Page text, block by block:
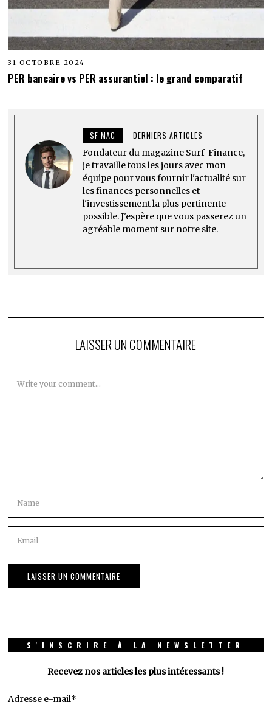
31 OCTOBRE 2024
PER bancaire vs PER assurantiel : le grand comparatif
SF MAG DERNIERS ARTICLES
Fondateur du magazine Surf-Finance,
je travaille tous les jours avec mon
équipe pour vous fournir l'actualité sur
les finances personnelles et
l'investissement la plus pertinente
possible. J'espère que vous passerez un
agréable moment sur notre site.
LAISSER UN COMMENTAIRE
S'INSCRIRE À LA NEWSLETTER
Recevez nos articles les plus intéressants !
Adresse e-mail*